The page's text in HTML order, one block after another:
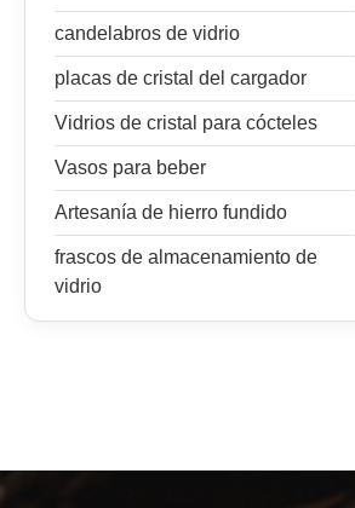
candelabros de vidrio
placas de cristal del cargador
Vidrios de cristal para cócteles
Vasos para beber
Artesanía de hierro fundido
frascos de almacenamiento de
vidrio